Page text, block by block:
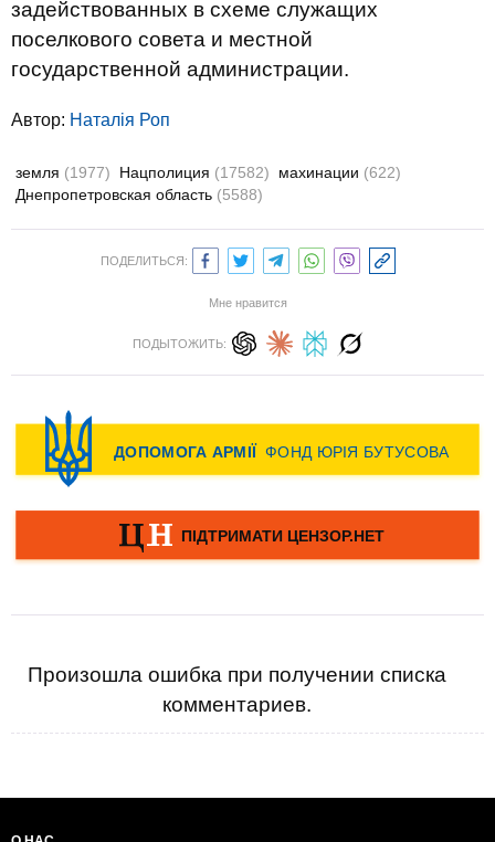
задействованных в схеме служащих
поселкового совета и местной
государственной администрации.
Автор: Наталія Роп
земля (1977) Нацполиция (17582) махинации (622)
Днепропетровская область (5588)
ПОДЕЛИТЬСЯ:
Мне нравится
ПОДЫТОЖИТЬ:
Произошла ошибка при получении списка
комментариев.